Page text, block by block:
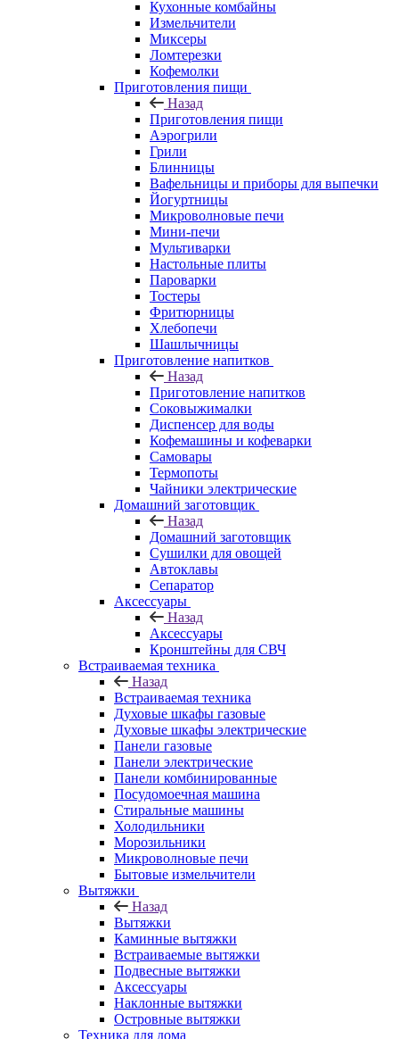
Кухонные комбайны
Измельчители
Миксеры
Ломтерезки
Кофемолки
Приготовления пищи
Назад
Приготовления пищи
Аэрогрили
Грили
Блинницы
Вафельницы и приборы для выпечки
Йогуртницы
Микроволновые печи
Мини-печи
Мультиварки
Настольные плиты
Пароварки
Тостеры
Фритюрницы
Хлебопечи
Шашлычницы
Приготовление напитков
Назад
Приготовление напитков
Соковыжималки
Диспенсер для воды
Кофемашины и кофеварки
Самовары
Термопоты
Чайники электрические
Домашний заготовщик
Назад
Домашний заготовщик
Сушилки для овощей
Автоклавы
Сепаратор
Аксессуары
Назад
Аксессуары
Кронштейны для СВЧ
Встраиваемая техника
Назад
Встраиваемая техника
Духовые шкафы газовые
Духовые шкафы электрические
Панели газовые
Панели электрические
Панели комбинированные
Посудомоечная машина
Стиральные машины
Холодильники
Морозильники
Микроволновые печи
Бытовые измельчители
Вытяжки
Назад
Вытяжки
Каминные вытяжки
Встраиваемые вытяжки
Подвесные вытяжки
Аксессуары
Наклонные вытяжки
Островные вытяжки
Техника для дома